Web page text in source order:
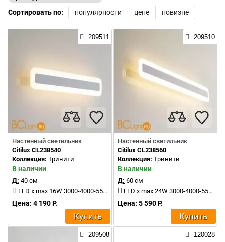
Сортировать по:
популярности цене новизне
209511
Настенный светильник
Citilux CL238540
Коллекция: Тринити
В наличии
Д: 40 см
LED x max 16W 3000-4000-5500K 1500Lm
Цена: 4 190 Р.
Купить
209510
Настенный светильник
Citilux CL238560
Коллекция: Тринити
В наличии
Д: 60 см
LED x max 24W 3000-4000-5500K 2400Lm
Цена: 5 590 Р.
Купить
209508 120028